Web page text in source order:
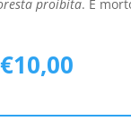
proibita. È
Il
prezzo
€10,00Il